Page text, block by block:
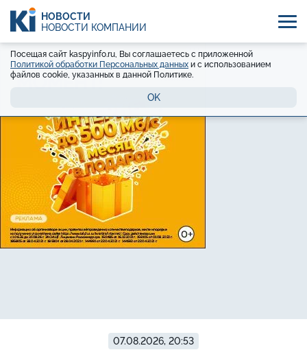
НОВОСТИ
НОВОСТИ КОМПАНИЙ
Посещая сайт kaspyinfo.ru, Вы соглашаетесь с приложенной
Политикой обработки Персональных данных и с использованием
файлов cookie, указанных в данной Политике.
OK
07.08.2026, 20:53